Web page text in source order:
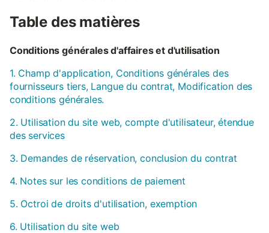
Table des matières
Conditions générales d'affaires et d'utilisation
1. Champ d'application, Conditions générales des
fournisseurs tiers, Langue du contrat, Modification des
conditions générales.
2. Utilisation du site web, compte d'utilisateur, étendue
des services
3. Demandes de réservation, conclusion du contrat
4. Notes sur les conditions de paiement
5. Octroi de droits d'utilisation, exemption
6. Utilisation du site web